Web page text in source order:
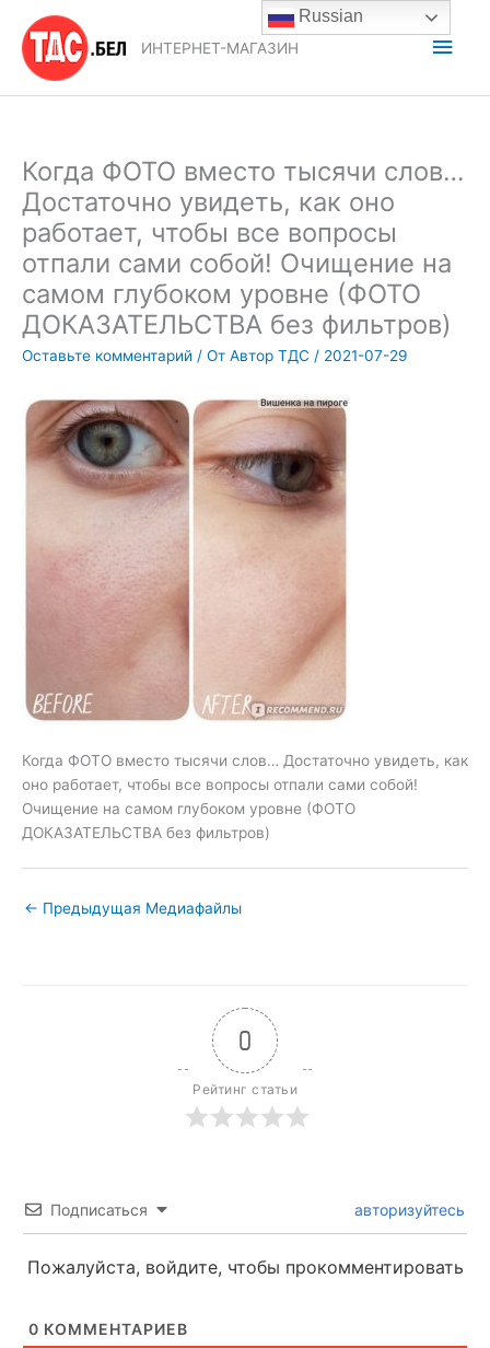
содержимому
ИНТЕРНЕТ-МАГАЗИН
Когда ФОТО вместо тысячи слов…
Достаточно увидеть, как оно
работает, чтобы все вопросы
отпали сами собой! Очищение на
самом глубоком уровне (ФОТО
ДОКАЗАТЕЛЬСТВА без фильтров)
Оставьте комментарий / От Автор ТДС / 2021-07-29
Когда ФОТО вместо тысячи слов… Достаточно увидеть, как
оно работает, чтобы все вопросы отпали сами собой!
Очищение на самом глубоком уровне (ФОТО
ДОКАЗАТЕЛЬСТВА без фильтров)
← Предыдущая Медиафайлы
0
Рейтинг статьи
Подписаться авторизуйтесь
Пожалуйста, войдите, чтобы прокомментировать
0 КОММЕНТАРИЕВ
Russian